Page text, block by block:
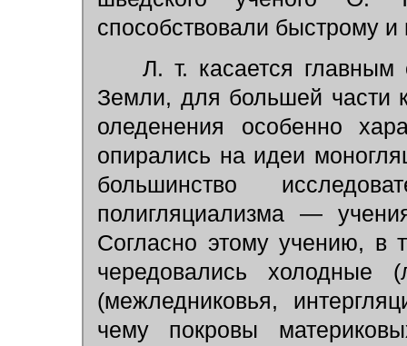
способствовали быстрому
Л. т. касается главным
Земли, для большей части
оледенения особенно
опирались на идеи
большинство
полигляциализма —
Согласно этому учению, в
чередовались холодные
(межледниковья,
чему покровы